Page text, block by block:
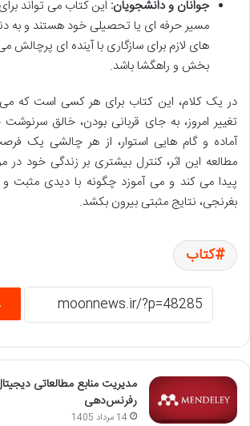
جوانان و دانشجویان: این کتاب می تواند
مسیر حرفه ای یا تحصیلی خود هستند و به
های لازم برای سازگاری با آینده ای پرچالش می
بخش و راهگشا باشد.
در یک کلام، این کتاب برای هر کسی است که
تغییر امروز، به جای قربانی بودن، خالق
آماده و گام هایی استوار، از هر چالشی یک
مطالعه این اثر، کنترل بیشتری بر زندگی خود در
پیدا می کند و می آموزد چگونه با دیدی مثبت و
بغرنجی، نتایج مثبتی بیرون بکشد.
کتاب
مدیریت منابع مطالعاتی
رفرنس‌دهی
14 مرداد 1405